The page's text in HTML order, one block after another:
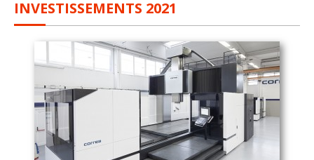
INVESTISSEMENTS 2021